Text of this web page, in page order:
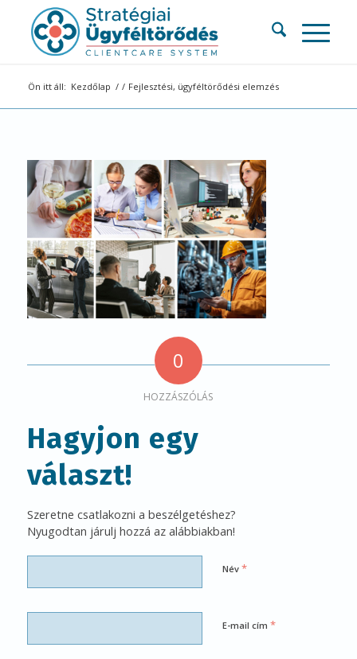
Ön itt áll: Kezdőlap / / Fejlesztési, ügyféltörődési elemzés
0
HOZZÁSZÓLÁS
Hagyjon egy
választ!
Szeretne csatlakozni a beszélgetéshez?
Nyugodtan járulj hozzá az alábbiakban!
Név *
E-mail cím *